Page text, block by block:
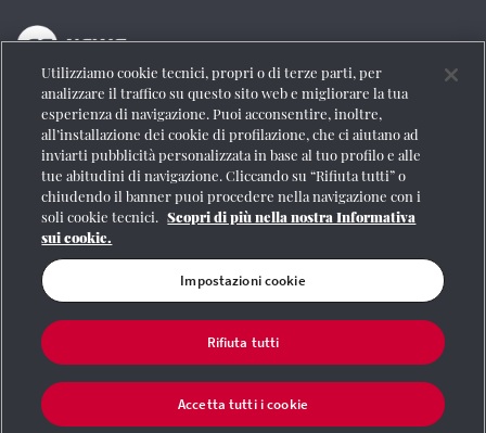
La testata online del Gruppo FS Italiane
Social
Se vuoi contattarci o avere altre informazioni
CONTATTI
Registrazione Tribunale di Roma n° 204/2009
| |Credits | Protezione dei dati personali
Partita
Iva 06359501001
Utilizziamo cookie tecnici, propri o di terze parti, per
analizzare il traffico su questo sito web e migliorare la tua
esperienza di navigazione. Puoi acconsentire, inoltre,
all’installazione dei cookie di profilazione, che ci aiutano ad
inviarti pubblicità personalizzata in base al tuo profilo e alle
tue abitudini di navigazione. Cliccando su “Rifiuta tutti” o
chiudendo il banner puoi procedere nella navigazione con i
soli cookie tecnici. Scopri di più nella nostra Informativa
sui cookie.
Impostazioni cookie
Rifiuta tutti
Accetta tutti i cookie